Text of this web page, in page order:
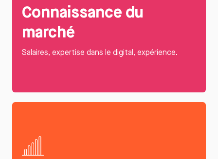
Connaissance du
marché
Salaires, expertise dans le digital, expérience.